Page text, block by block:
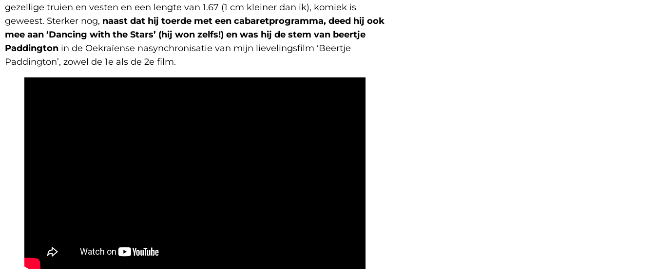
gezellige truien en vesten en een lengte van 1.67 (1 cm kleiner dan ik), komiek is
geweest. Sterker nog, naast dat hij toerde met een cabaretprogramma, deed hij ook
mee aan ‘Dancing with the Stars’ (hij won zelfs!) en was hij de stem van beertje
Paddington in de Oekraïense nasynchronisatie van mijn lievelingsfilm ‘Beertje
Paddington’, zowel de 1e als de 2e film.